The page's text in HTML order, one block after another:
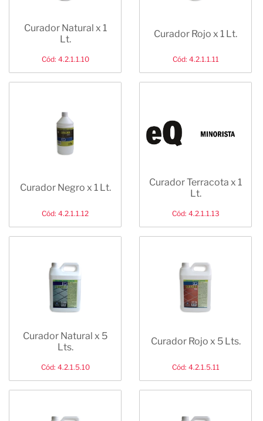
Curador Natural x 1
Lt.
Cód: 4.2.1.1.10
Curador Rojo x 1 Lt.
Cód: 4.2.1.1.11
Curador Negro x 1 Lt.
Cód: 4.2.1.1.12
Curador Terracota x 1
Lt.
Cód: 4.2.1.1.13
Curador Natural x 5
Lts.
Cód: 4.2.1.5.10
Curador Rojo x 5 Lts.
Cód: 4.2.1.5.11